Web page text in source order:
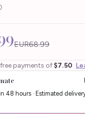
EUR68.99
payments of $7.50
48 hours · Estimated